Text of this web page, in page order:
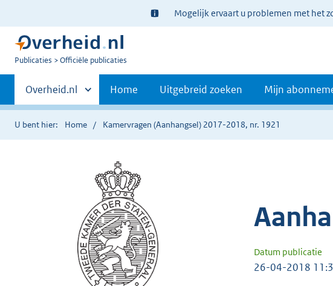
Ter
informatie:
Mogelijk ervaart u problemen met het
U
Publicaties Officiële publicaties
Primaire
navigatie
Andere
sites
binnen
Overheid.nl Home Uitgebreid zoeken Mijn
U bent hier: Home Kamervragen (Aanhangsel) 2017-2018, nr. 1921
Datum publicatie
26-04-2018